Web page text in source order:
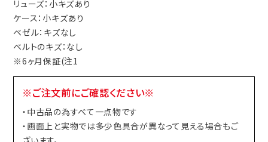
リューズ：小キズあり
ケース：小キズあり
ベゼル：キズなし
ベルトのキズ：なし
※6ヶ月保証(注1
※ご注文前にご確認ください※
・中古品の為すべて一点物です
・画面上と実物では多少色具合が異なって見える場合もご